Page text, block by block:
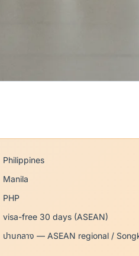
Philippines
Manila
PHP
visa-free 30 days (ASEAN)
ปานกลาง — ASEAN regional /